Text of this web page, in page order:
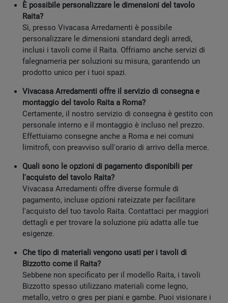
È possibile personalizzare le dimensioni del tavolo
Raita?
Sì, presso Vivacasa Arredamenti è possibile
personalizzare le dimensioni standard degli arredi,
inclusi i tavoli come il Raita. Offriamo anche servizi di
falegnameria per soluzioni su misura, garantendo un
prodotto unico per i tuoi spazi.
Vivacasa Arredamenti offre il servizio di consegna e
montaggio del tavolo Raita a Roma?
Certamente, il nostro servizio di consegna è gestito con
personale interno e il montaggio è incluso nel prezzo.
Effettuiamo consegne anche a Roma e nei comuni
limitrofi, con preavviso sull'orario di arrivo della merce.
Quali sono le opzioni di pagamento disponibili per
l'acquisto del tavolo Raita?
Vivacasa Arredamenti offre diverse formule di
pagamento, incluse opzioni rateizzate per facilitare
l'acquisto del tuo tavolo Raita. Contattaci per maggiori
dettagli e per trovare la soluzione più adatta alle tue
esigenze.
Che tipo di materiali vengono usati per i tavoli di
Bizzotto come il Raita?
Sebbene non specificato per il modello Raita, i tavoli
Bizzotto spesso utilizzano materiali come legno,
metallo, vetro o gres per piani e gambe. Puoi visionare i